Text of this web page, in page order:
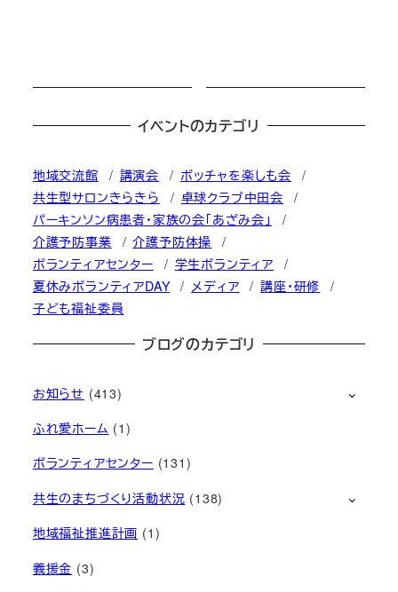
イベントのカテゴリ
地域交流館 講演会
ボッチャを楽しも会
共生型サロンきらきら
卓球クラブ中田会
パーキンソン病患者・家族の会「あざみ会」
介護予防事業
介護予防体操
ボランティアセンター
学生ボランティア
夏休みボランティアDAY
メディア
講座・研修
子ども福祉委員
ブログのカテゴリ
お知らせ (413)
ふれ愛ホーム (1)
ボランティアセンター (131)
共生のまちづくり活動状況 (138)
地域福祉推進計画 (1)
義援金 (3)